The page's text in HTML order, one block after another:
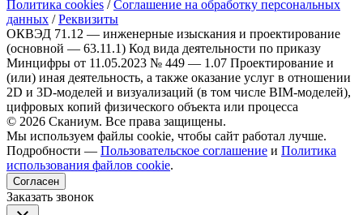
Политика cookies / Соглашение на обработку персональных
данных / Реквизиты
ОКВЭД 71.12 — инженерные изыскания и проектирование
(основной — 63.11.1) Код вида деятельности по приказу
Минцифры от 11.05.2023 № 449 — 1.07 Проектирование и
(или) иная деятельность, а также оказание услуг в отношении
2D и 3D-моделей и визуализаций (в том числе BIM-моделей),
цифровых копий физического объекта или процесса
© 2026 Сканиум. Все права защищены.
Мы используем файлы cookie, чтобы сайт работал лучше.
Подробности — Пользовательское соглашение и Политика
использования файлов cookie.
Согласен
Заказать звонок